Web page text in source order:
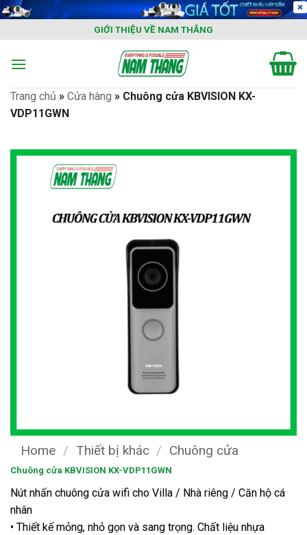
Skip
content
GIỚI THIỆU VỀ NAM THẮNG
Trang chủ » Cửa hàng » Chuông cửa KBVISION KX-
VDP11GWN
Home / Thiết bị khác / Chuông cửa
Chuông cửa KBVISION KX-VDP11GWN
Nút nhấn chuông cửa wifi cho Villa / Nhà riêng / Căn hộ cá
nhân
• Thiết kế mỏng, nhỏ gọn và sang trọng. Chất liệu nhựa